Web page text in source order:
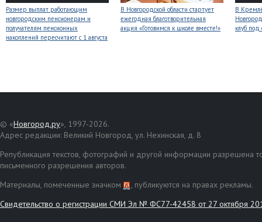
Размер выплат работающим
новгородским пенсионерам и
получателям пенсионных
накоплений пересчитают с 1 августа
В Новгородской области стартует
ежегодная благотворительная
акция «Готовимся к школе вместе!»
В
клуб
© «Новгород.ру», 1997-2026.
Адрес редакции: Великий Новгород, ул. Нехинская, д. 8
Републикация текстов, фотографий и другой информации разрешена
письменного разрешения авторов.
Материалы, помеченные значком
, публикуются на правах рекламы.
Свидетельство о регистрации СМИ Эл № ФС77-42458 от 27 октября